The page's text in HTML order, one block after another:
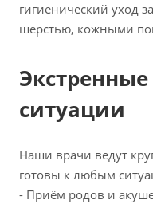
гигиенический уход
шерстью, кожными
ситуации
Наши врачи ведут
готовы к любым
- Приём родов и